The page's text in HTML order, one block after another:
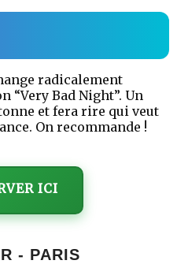
radicalement
“Very Bad Night”. Un
et fera rire qui veut
On recommande !
ICI
- PARIS